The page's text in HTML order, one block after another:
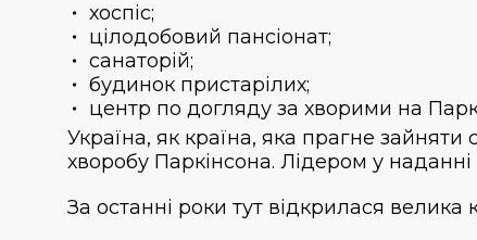
хоспіс;
цілодобовий пансіонат;
санаторій;
будинок пристарілих;
центр по догляду за хворими на
Україна, як країна, яка прагне
хворобу Паркінсона. Лідером у наданні
За останні роки тут відкрилася велика